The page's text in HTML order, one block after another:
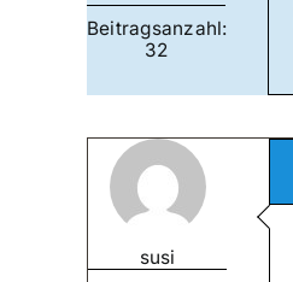
Beitragsanzahl:
32
susi